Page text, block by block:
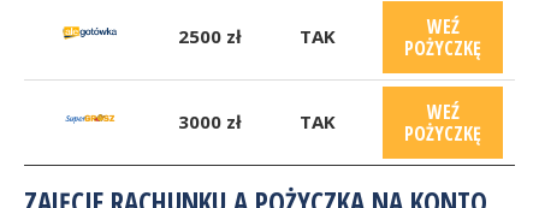
2500 zł TAK
WEŹ
POŻYCZKĘ
3000 zł TAK
WEŹ
POŻYCZKĘ